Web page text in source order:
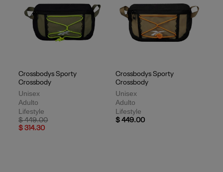
Crossbodys Sporty
Crossbody
Unisex
Adulto
Lifestyle
Price reduced from
$ 449.00to
$ 314.30
Crossbodys Sporty
Crossbody
Unisex
Adulto
Lifestyle
$ 449.00